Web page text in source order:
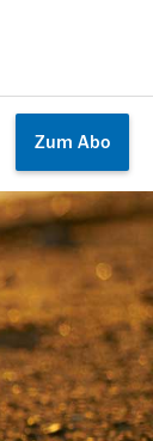
Zum Abo